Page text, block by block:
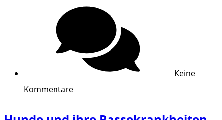
Keine
Kommentare